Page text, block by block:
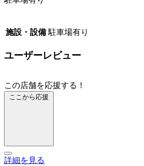
施設・設備 駐車場有り
ユーザーレビュー
この店舗を応援する！
ここから応援
詳細を見る